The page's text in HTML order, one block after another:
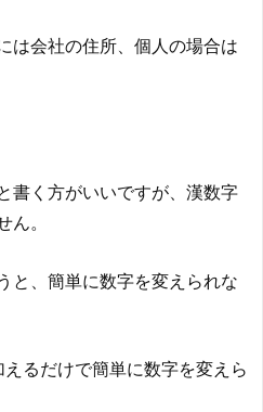
は会社の住所、個人の場合は
書く方がいいですが、漢数字
。
と、簡単に数字を変えられな
えるだけで簡単に数字を変えら